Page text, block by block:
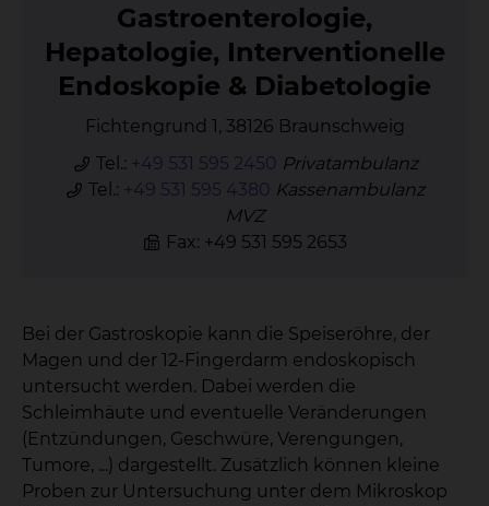
Gas­tro­en­te­ro­lo­gie,
He­pa­to­lo­gie, In­ter­ven­tio­nel­le
En­do­sko­pie & Dia­be­to­lo­gie
Fichtengrund 1, 38126 Braunschweig
Tel.: +49 531 595 2450 Privatambulanz
Tel.: +49 531 595 4380 Kassenambulanz
MVZ
Fax: +49 531 595 2653
Bei der Gastroskopie kann die Speiseröhre, der
Magen und der 12-Fingerdarm endoskopisch
untersucht werden. Dabei werden die
Schleimhäute und eventuelle Veränderungen
(Entzündungen, Geschwüre, Verengungen,
Tumore, ...) dargestellt. Zusätzlich können kleine
Proben zur Untersuchung unter dem Mikroskop